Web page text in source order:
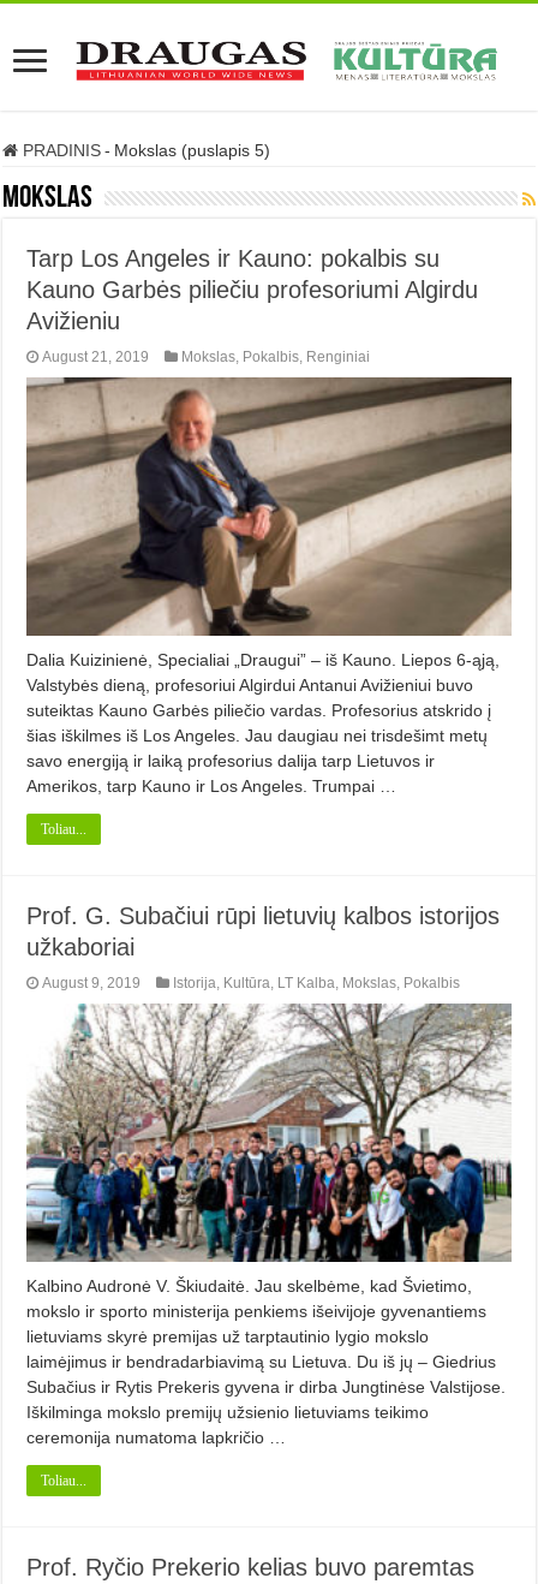
PRADINIS - Mokslas (puslapis 5)
Mokslas
Tarp Los Angeles ir Kauno: pokalbis su
Kauno Garbės piliečiu profesoriumi Algirdu
Avižieniu
August 21, 2019 Mokslas, Pokalbis, Renginiai
Dalia Kuizinienė, Specialiai „Draugui” – iš Kauno. Liepos 6-ąją,
Valstybės dieną, profesoriui Algirdui Antanui Avižieniui buvo
suteiktas Kauno Garbės piliečio vardas. Profesorius atskrido į
šias iškilmes iš Los Angeles. Jau daugiau nei trisdešimt metų
savo energiją ir laiką profesorius dalija tarp Lietuvos ir
Amerikos, tarp Kauno ir Los Angeles. Trumpai …
Toliau...
Prof. G. Subačiui rūpi lietuvių kalbos istorijos
užkaboriai
August 9, 2019 Istorija Kultūra LT Kalba Mokslas Pokalbis
Kalbino Audronė V. Škiudaitė. Jau skelbėme, kad Švietimo,
mokslo ir sporto ministerija penkiems išeivijoje gyvenantiems
lietuviams skyrė premijas už tarptautinio lygio mokslo
laimėjimus ir bendradarbiavimą su Lietuva. Du iš jų – Giedrius
Subačius ir Rytis Prekeris gyvena ir dirba Jungtinėse Valstijose.
Iškilminga mokslo premijų užsienio lietuviams teikimo
ceremonija numatoma lapkričio …
Toliau...
Prof. Ryčio Prekerio kelias buvo paremtas